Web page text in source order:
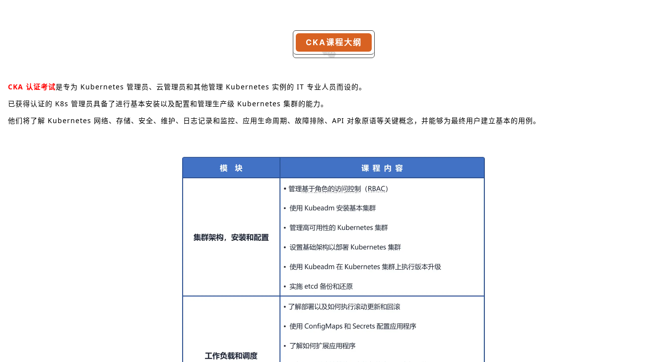
CKA课程大纲
CKA 认证考试是专为 Kubernetes 管理员、云管理员和其他管理 Kubernetes 实例的 IT 专业人员而设的。
已获得认证的 K8s 管理员具备了进行基本安装以及配置和管理生产级 Kubernetes 集群的能力。
他们将了解 Kubernetes 网络、存储、安全、维护、日志记录和监控、应用生命周期、故障排除、API 对象原语等关键概念，并能够为最终用户建立基本的用例。